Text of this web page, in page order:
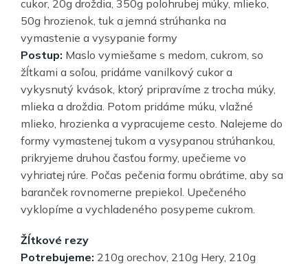
cukor, 20g droždia, 350g polohrubej múky, mlieko,
50g hrozienok, tuk a jemná strúhanka na
vymastenie a vysypanie formy
Postup: Maslo vymiešame s medom, cukrom, so
žĺtkami a soľou, pridáme vanilkový cukor a
vykysnutý kvások, ktorý pripravíme z trocha múky,
mlieka a droždia. Potom pridáme múku, vlažné
mlieko, hrozienka a vypracujeme cesto. Nalejeme do
formy vymastenej tukom a vysypanou strúhankou,
prikryjeme druhou časťou formy, upečieme vo
vyhriatej rúre. Počas pečenia formu obrátime, aby sa
baranček rovnomerne prepiekol. Upečeného
vyklopíme a vychladeného posypeme cukrom.
Žĺtkové rezy
Potrebujeme: 210g orechov, 210g Hery, 210g